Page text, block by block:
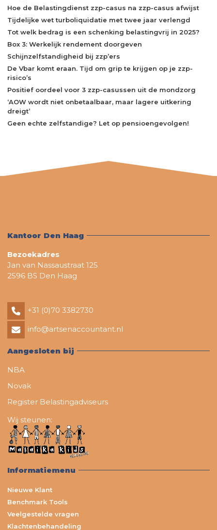
Hoe de Belastingdienst zzp-casus na zzp-casus afwijst
Tijdelijke wet turboliquidatie met twee jaar verlengd
Tot welk bedrag is een schenking belastingvrij in 2025?
Box 3: Werkelijk rendement doorgeven
Schijnzelfstandigheid bij zzp’ers
De Vbar komt eraan. Tijd om grip te krijgen op je zzp-
risico’s
Positief oordeel voor 3 zzp-casussen uit de mondzorg
‘AOW wordt niet onbetaalbaar, maar lagere uitkering
dreigt’
Geen echte zelfstandige? Let op pensioengevolgen!
Kantoor Den Haag
Bezoekadres
Jan van Nassaustraat 125
2596 BS Den Haag
+31 (0)70 3382730
info@artsenaccountant.nl
Aangesloten bij
NBA
Novak
Register Belastingadviseurs
Wij steunen:
Informatiemenu
Nieuwe Klant
Benchmark Tools
Veelgestelde vragen
Klachtenbehandeling